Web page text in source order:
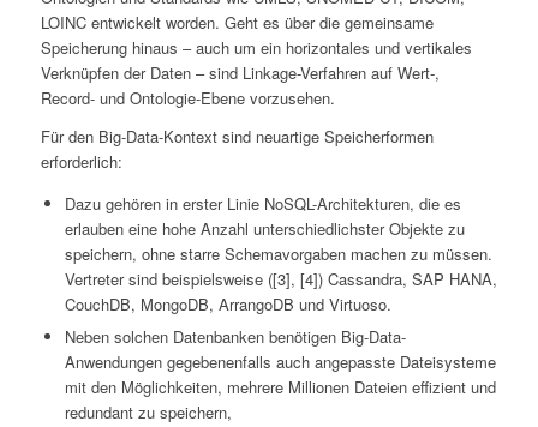
LOINC entwickelt worden. Geht es über die gemeinsame
Speicherung hinaus – auch um ein horizontales und vertikales
Verknüpfen der Daten – sind Linkage-Verfahren auf Wert-,
Record- und Ontologie-Ebene vorzusehen.
Für den Big-Data-Kontext sind neuartige Speicherformen
erforderlich:
Dazu gehören in erster Linie NoSQL-Architekturen, die es
erlauben eine hohe Anzahl unterschiedlichster Objekte zu
speichern, ohne starre Schemavorgaben machen zu müssen.
Vertreter sind beispielsweise ([3], [4]) Cassandra, SAP HANA,
CouchDB, MongoDB, ArrangoDB und Virtuoso.
Neben solchen Datenbanken benötigen Big-Data-
Anwendungen gegebenenfalls auch angepasste Dateisysteme
mit den Möglichkeiten, mehrere Millionen Dateien effizient und
redundant zu speichern,